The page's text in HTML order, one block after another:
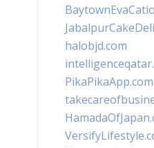
halobjd.com
PikaPikaApp.com